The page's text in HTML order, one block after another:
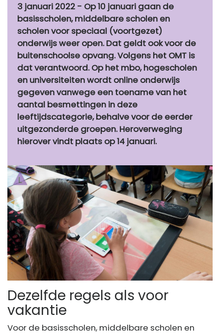
3 januari 2022 - Op 10 januari gaan de
basisscholen, middelbare scholen en
scholen voor speciaal (voortgezet)
onderwijs weer open. Dat geldt ook voor de
buitenschoolse opvang. Volgens het OMT is
dat verantwoord. Op het mbo, hogescholen
en universiteiten wordt online onderwijs
gegeven vanwege een toename van het
aantal besmettingen in deze
leeftijdscategorie, behalve voor de eerder
uitgezonderde groepen. Heroverweging
hierover vindt plaats op 14 januari.
Dezelfde regels als voor
vakantie
Voor de basisscholen, middelbare scholen en